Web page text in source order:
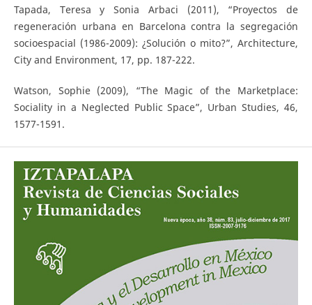
Tapada, Teresa y Sonia Arbaci (2011), “Proyectos de
regeneración urbana en Barcelona contra la segregación
socioespacial (1986-2009): ¿Solución o mito?”, Architecture,
City and Environment, 17, pp. 187-222.
Watson, Sophie (2009), “The Magic of the Marketplace:
Sociality in a Neglected Public Space”, Urban Studies, 46,
1577-1591.